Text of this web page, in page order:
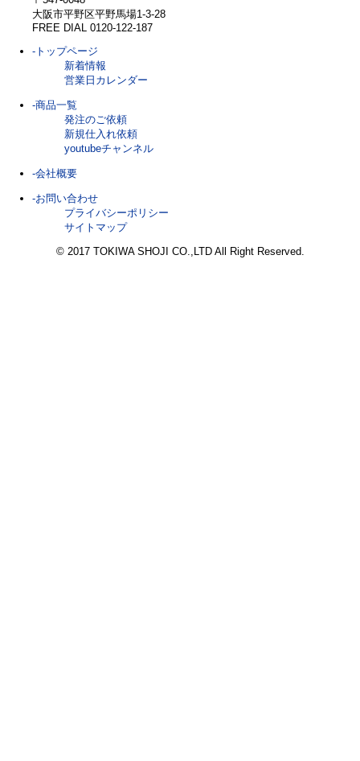
大阪市平野区平野馬場1-3-28
FREE DIAL 0120-122-187
-トップページ
新着情報
営業日カレンダー
-商品一覧
発注のご依頼
新規仕入れ依頼
youtubeチャンネル
-会社概要
-お問い合わせ
プライバシーポリシー
サイトマップ
© 2017 TOKIWA SHOJI CO.,LTD All Right Reserved.